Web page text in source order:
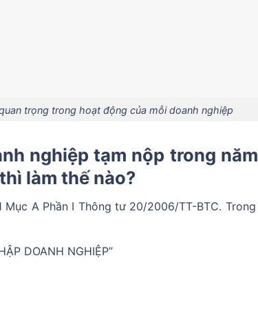
trọng trong hoạt động của mỗi doanh nghiệp
nghiệp tạm nộp trong
làm thế nào?
A Phần I Thông tư 20/2006/TT-BTC.
DOANH NGHIỆP”